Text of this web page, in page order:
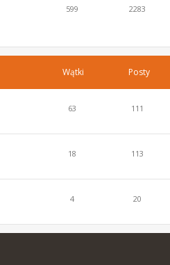
599 2283
Wątki Posty
63 111
18 113
4 20